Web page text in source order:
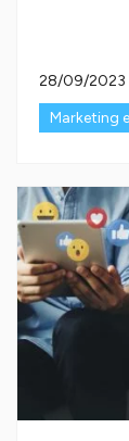
28/09/2023
Marketing